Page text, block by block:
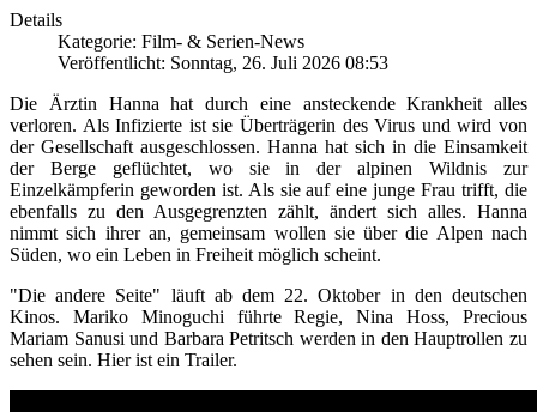
Details
Kategorie: Film- & Serien-News
Veröffentlicht: Sonntag, 26. Juli 2026 08:53
Die Ärztin Hanna hat durch eine ansteckende Krankheit alles
verloren. Als Infizierte ist sie Überträgerin des Virus und wird von
der Gesellschaft ausgeschlossen. Hanna hat sich in die Einsamkeit
der Berge geflüchtet, wo sie in der alpinen Wildnis zur
Einzelkämpferin geworden ist. Als sie auf eine junge Frau trifft, die
ebenfalls zu den Ausgegrenzten zählt, ändert sich alles. Hanna
nimmt sich ihrer an, gemeinsam wollen sie über die Alpen nach
Süden, wo ein Leben in Freiheit möglich scheint.
"Die andere Seite" läuft ab dem 22. Oktober in den deutschen
Kinos. Mariko Minoguchi führte Regie, Nina Hoss, Precious
Mariam Sanusi und Barbara Petritsch werden in den Hauptrollen zu
sehen sein. Hier ist ein Trailer.